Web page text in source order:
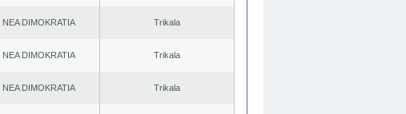
NEA DΙMOKRATIA Trikala
NEA DΙMOKRATIA Trikala
NEA DΙMOKRATIA Trikala